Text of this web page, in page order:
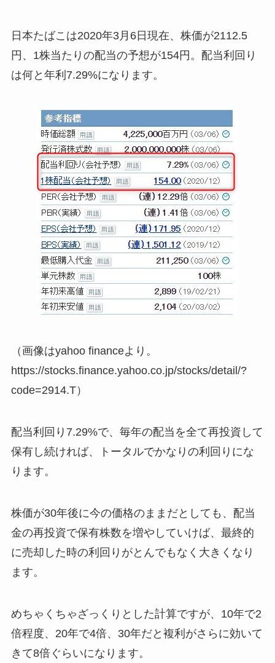
日本たばこは2020年3月6日現在、株価が2112.5
円、1株当たりの配当の予想が154円。配当利回り
は何と年利7.29%になります。
（画像はyahoo financeより。
https://stocks.finance.yahoo.co.jp/stocks/detail/?
code=2914.T）
配当利回り7.29%で、毎年の配当を全て再投資して
保有し続ければ、トータルでかなりの利回りにな
ります。
株価が30年後に今の価格のままだとしても、配当
金の再投資で保有株数を増やしていけば、最終的
に売却した時の利回りがとんでもなく大きくなり
ます。
めちゃくちゃざっくりとした計算ですが、10年で2
倍程度、20年で4倍、30年だと複利がさらに効いて
きて8倍ぐらいになります。